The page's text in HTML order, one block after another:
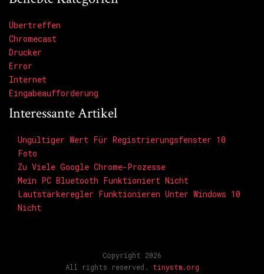
Übertreffen
Chromecast
Drucker
Error
Internet
Eingabeaufforderung
Interessante Artikel
Ungültiger Wert Für Registrierungsfenster 10
Foto
Zu Viele Google Chrome-Prozesse
Mein PC Bluetooth Funktioniert Nicht
Lautstärkeregler Funktionieren Unter Windows 10
Nicht
Copyright 2026
All rights reserved. tinystm.org